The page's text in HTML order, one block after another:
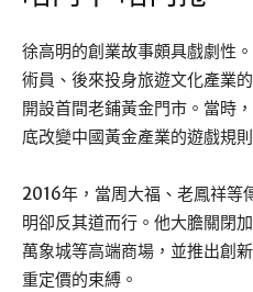
徐高明的創業故事頗具戲劇性
術員、後來投身旅遊文化產業
開設首間老鋪黃金門市。當時
底改變中國黃金產業的遊戲規則
2016年，當周大福、老鳳祥等
明卻反其道而行。他大膽關閉
萬象城等高端商場，並推出創
重定價的束縛。